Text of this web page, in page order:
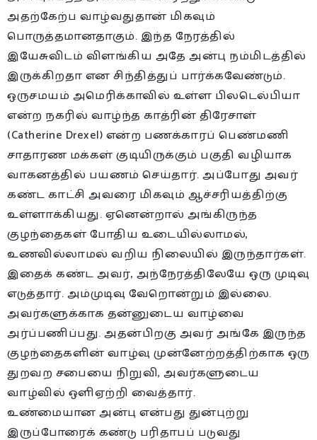
அதற்கேற்ப வாழ்வதுதான் மிகவும்
பொருத்தமானதாகும். இந்த நேரத்தில்
இயேசுவிடம் விளங்கிய அதே அன்பு நம்மிடத்தில்
இருக்கிறதா என சிந்தித்துப் பார்க்கவேண்டும்.
ஒருசமயம் அமெரிக்காவில் உள்ள பிலடெல்பியா
என்ற நகரில் வாழ்ந்த காத்ரின் திரேசாள்
(Catherine Drexel) என்ற பணக்காரப் பெண்மணி
சாதாரண மக்கள் குடியிருக்கும் பகுதி வழியாக
வாகனத்தில் பயணம் செய்தார். அப்போது அவர்
கண்ட காட்சி அவரை மிகவும் ஆச்சரியத்திற்கு
உள்ளாக்கியது. ஏனென்றால் அங்கிருந்த
குழந்தைகள் போதிய உடையில்லாமல்,
உணவில்லாமல் வறிய நிலையில் இருந்தார்கள்.
இதைக் கண்ட அவர், அந்நேரத்திலேயே ஒரு முடிவு
எடுத்தார். அம்முடிவு வேறொன்றும் இல்லை.
அவர்களுக்காக தன்னுடைய வாழ்வை
அர்ப்பணிப்பது. அதன்பிறகு அவர் அங்கே இருந்த
குழந்தைகளின் வாழ்வு முன்னேற்றத்திற்காக ஒரு
துறவற சபையை நிறுவி, அவர்களுடைய
வாழ்வில் ஒளிஏற்றி வைத்தார்.
உண்மையான அன்பு என்பது துன்புற்று
இருப்போரைக் கண்டு பரிதாபப் படுவது